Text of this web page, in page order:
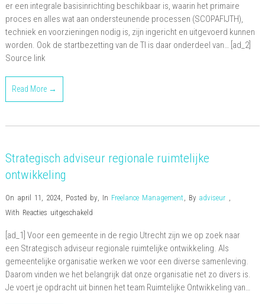
Bedrijfsvoering
er een integrale basisinrichting beschikbaar is, waarin het primaire
proces en alles wat aan ondersteunende processen (SCOPAFIJTH),
techniek en voorzieningen nodig is, zijn ingericht en uitgevoerd kunnen
worden. Ook de startbezetting van de TI is daar onderdeel van… [ad_2]
Source link
Read More →
Strategisch adviseur regionale ruimtelijke
ontwikkeling
On april 11, 2024, Posted by, In Freelance Management , By adviseur ,
With Reacties uitgeschakeldvoor
regionale
ruimtelijke
ontwikkeling
[ad_1] Voor een gemeente in de regio Utrecht zijn we op zoek naar
een Strategisch adviseur regionale ruimtelijke ontwikkeling. Als
gemeentelijke organisatie werken we voor een diverse samenleving.
Daarom vinden we het belangrijk dat onze organisatie net zo divers is.
Je voert je opdracht uit binnen het team Ruimtelijke Ontwikkeling van…